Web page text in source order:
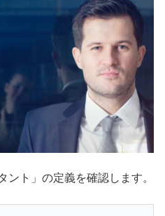
ント」の定義を確認します。